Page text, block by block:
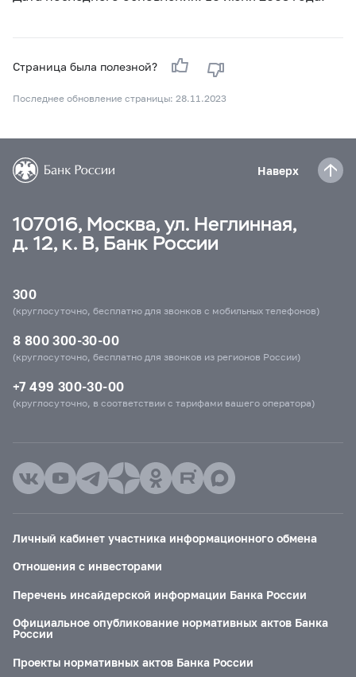
Страница была полезной?
Последнее обновление страницы: 28.11.2023
Наверх
107016, Москва, ул. Неглинная,
д. 12, к. В, Банк России
300
(круглосуточно, бесплатно для звонков с мобильных телефонов)
8 800 300-30-00
(круглосуточно, бесплатно для звонков из регионов России)
+7 499 300-30-00
(круглосуточно, в соответствии с тарифами вашего оператора)
Личный кабинет участника информационного обмена
Отношения с инвесторами
Перечень инсайдерской информации Банка России
Официальное опубликование нормативных актов Банка
России
Проекты нормативных актов Банка России